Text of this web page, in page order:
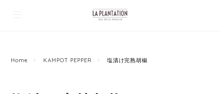
Home KAMPOT PEPPER 塩漬け完熟胡椒